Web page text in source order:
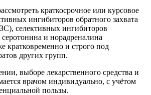
краткосрочное или курсовое
ингибиторов обратного захвата
селективных ингибиторов
серотонина и норадреналина
и строго под
других групп.
выборе лекарственного средства и
врачом индивидуально, с учётом
пользы.